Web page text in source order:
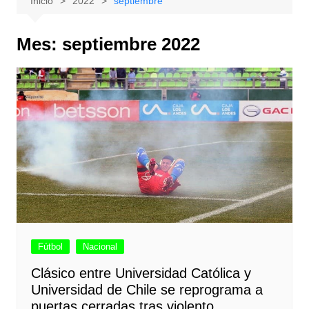
Mes: septiembre 2022
Fútbol Nacional
Clásico entre Universidad Católica y
Universidad de Chile se reprograma a